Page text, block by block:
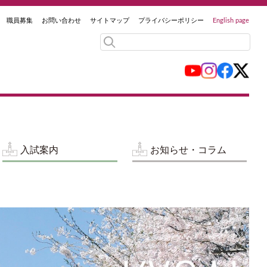
職員募集 お問い合わせ サイトマップ プライバシーポリシー English page
入試案内 お知らせ・コラム